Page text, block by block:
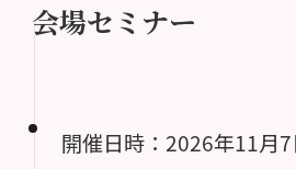
会場セミナー
開催日時：2026年11月7